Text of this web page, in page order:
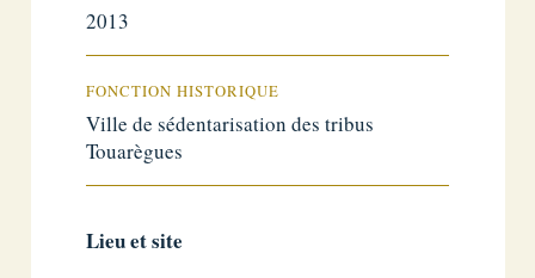
2013
FONCTION HISTORIQUE
Ville de sédentarisation des tribus
Touarègues
Lieu et site